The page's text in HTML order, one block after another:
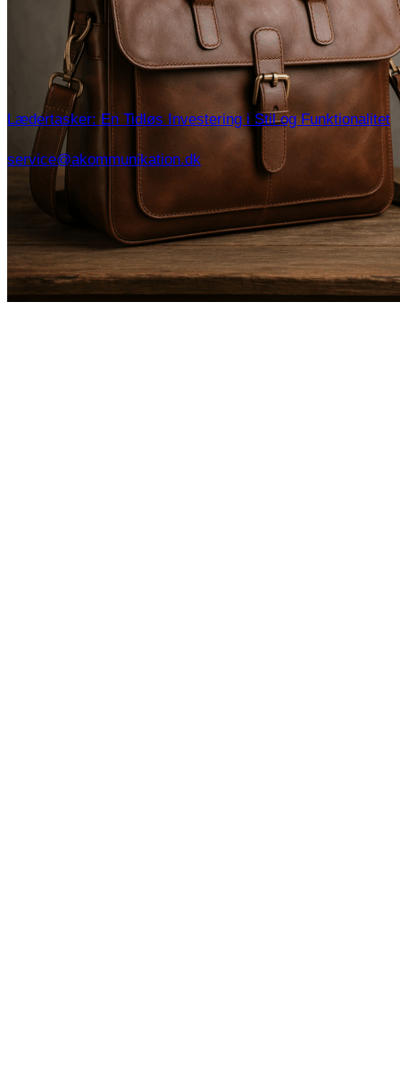
Lædertasker: En Tidløs Investering i Stil og Funktionalitet
service@akommunikation.dk